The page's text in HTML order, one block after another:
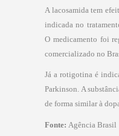
A lacosamida tem
indicada no
O medicamento foi
comercializado no
Já a rotigotina é
Parkinson. A
de forma similar à
Fonte: Agência Brasil